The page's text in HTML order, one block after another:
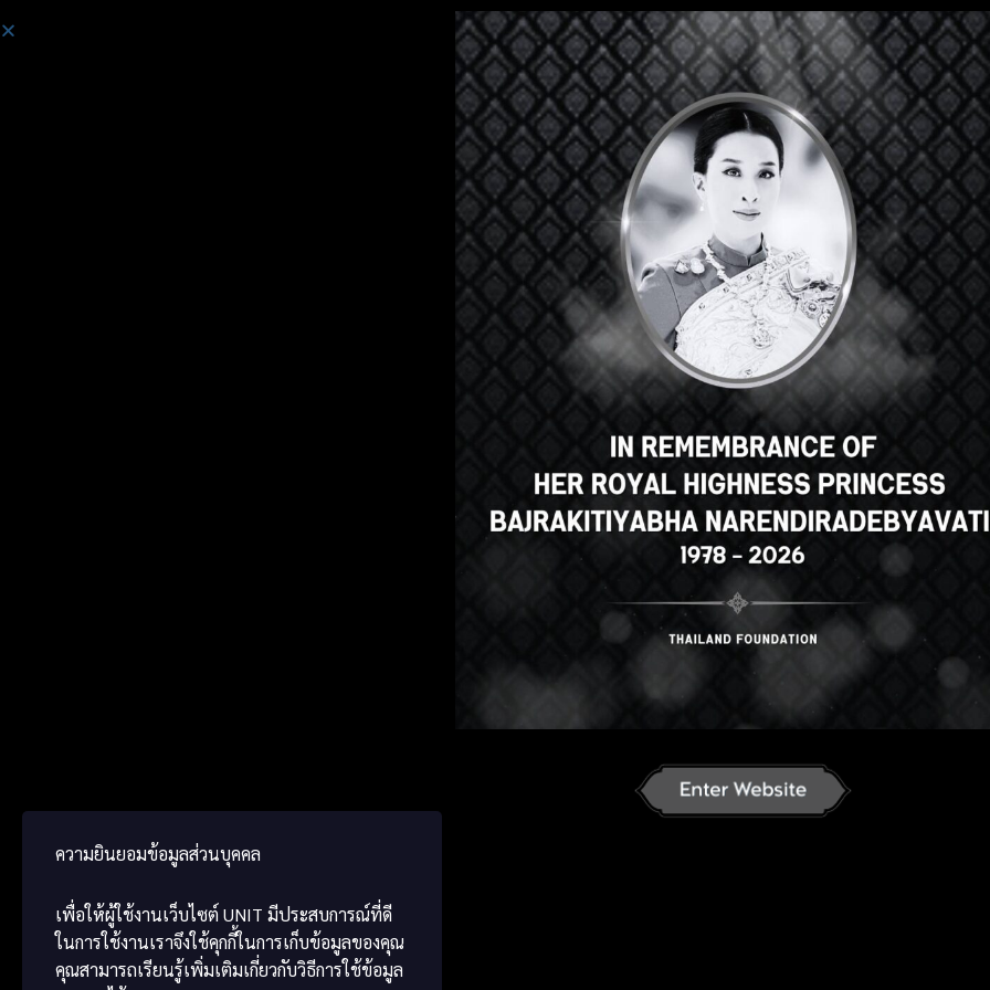
Hey there, great course, right?
Do you like this course?
ENROLL COURSE
ความยินยอมข้อมูลส่วนบุคคล
เพื่อให้ผู้ใช้งานเว็บไซต์ UNIT มีประสบการณ์ที่ดี
ในการใช้งานเราจึงใช้คุกกี้ในการเก็บข้อมูลของคุณ
คุณสามารถเรียนรู้เพิ่มเติมเกี่ยวกับวิธีการใช้ข้อมูล
Select your language
Japanese ภาษาไทย Russian
French Vietnamese
ខ្មែរ မြန်မာဘာသာ